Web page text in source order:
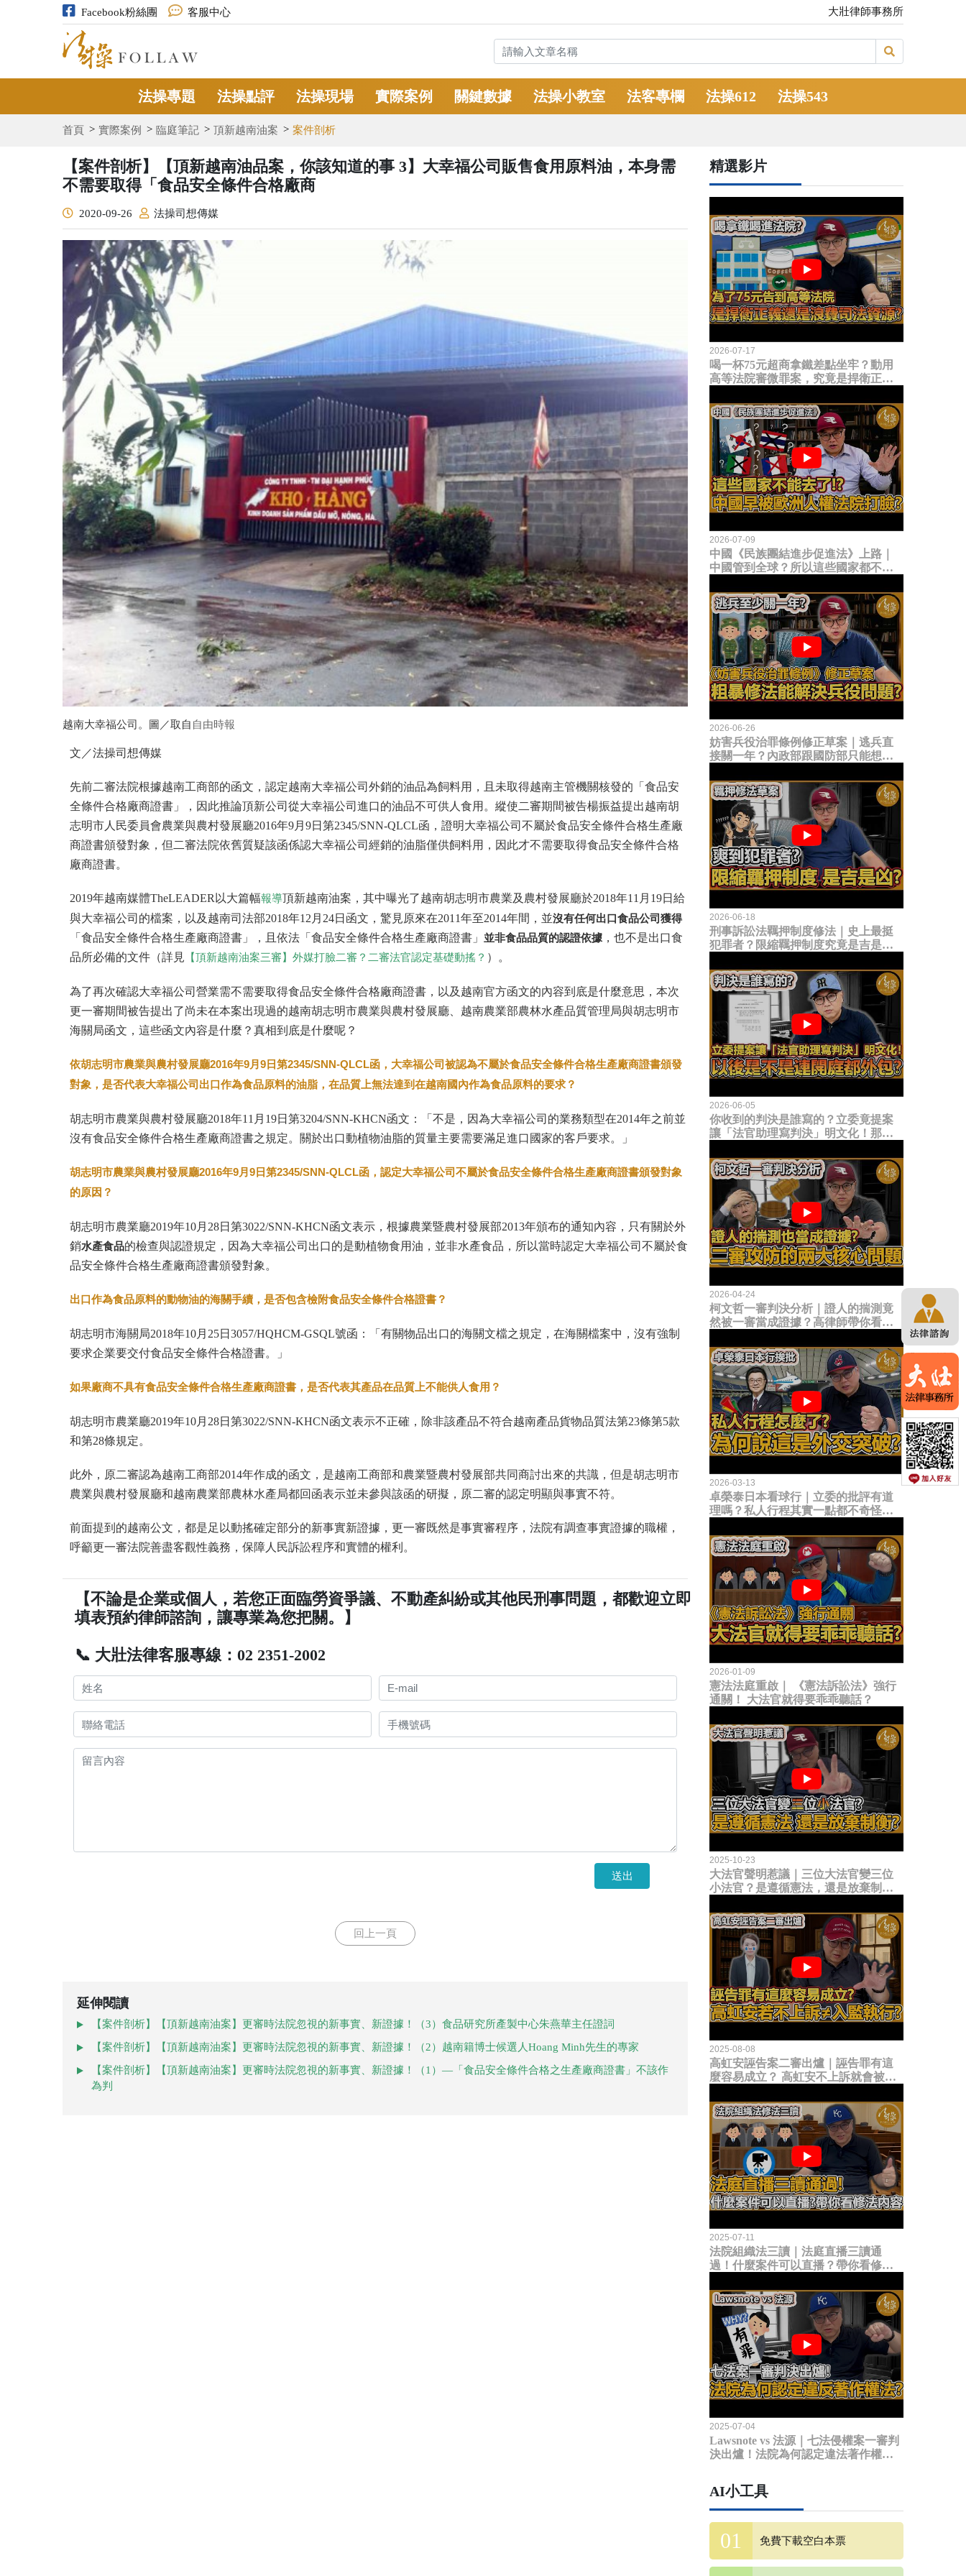
Facebook粉絲團 客服中心 大壯律師事務所
法操專題 法操點評 法操現場 實際案例 關鍵數據 法操小教室 法客專欄 法操612 法操543
首頁 實際案例 臨庭筆記 頂新越南油案 案件剖析
【案件剖析】【頂新越南油品案，你該知道的事 3】大幸福公司販售食用原料油，本身需
不需要取得「食品安全條件合格廠商
2020-09-26 法操司想傳媒
越南大幸福公司。圖／取自 自由時報
文／法操司想傳媒
先前二審法院根據越南工商部的函文，認定越南大幸福公司外銷的油品為飼料用，且未取得越南主管機關核發的「食品安
全條件合格廠商證書」，因此推論頂新公司從大幸福公司進口的油品不可供人食用。縱使二審期間被告楊振益提出越南胡
志明市人民委員會農業與農村發展廳2016年9月9日第2345/SNN-QLCL函，證明大幸福公司不屬於食品安全條件合格生產廠
商證書頒發對象，但二審法院依舊質疑該函係認大幸福公司經銷的油脂僅供飼料用，因此才不需要取得食品安全條件合格
廠商證書。
2019年越南媒體TheLEADER以大篇幅報導頂新越南油案，其中曝光了越南胡志明市農業及農村發展廳於2018年11月19日給
與大幸福公司的檔案，以及越南司法部2018年12月24日函文，驚見原來在2011年至2014年間，並沒有任何出口食品公司獲得
「食品安全條件合格生產廠商證書」，且依法「食品安全條件合格生產廠商證書」 並非食品品質的認證依據 ，也不是出口食
品所必備的文件（詳見 【頂新越南油案三審】外媒打臉二審？二審法官認定基礎動搖？ ）。
為了再次確認大幸福公司營業需不需要取得食品安全條件合格廠商證書，以及越南官方函文的內容到底是什麼意思，本次
更一審期間被告提出了尚未在本案出現過的越南胡志明市農業與農村發展廳、越南農業部農林水產品質管理局與胡志明市
海關局函文，這些函文內容是什麼？真相到底是什麼呢？
依胡志明市農業與農村發展廳2016年9月 9 日第2345/SNN-QLCL函，大幸福公司被認為不屬於食品安全條件合格生產廠商證書頒發
對象，是否代表大幸福公司出口作為食品原料的油脂，在品質上無法達到在越南國內作為食品原料的要求？
胡志明市農業與農村發展廳2018年11月19日第3204/SNN-KHCN函文：「不是，因為大幸福公司的業務類型在2014年之前並
沒有食品安全條件合格生產廠商證書之規定。關於出口動植物油脂的質量主要需要滿足進口國家的客戶要求。」
胡志明市農業與農村發展廳2016年9月 9 日第2345/SNN-QLCL函，認定大幸福公司不屬於食品安全條件合格生產廠商證書頒發對象
的原因？
胡志明市農業廳2019年10月28日第3022/SNN-KHCN函文表示，根據農業暨農村發展部2013年頒布的通知內容，只有關於外
銷水產食品的檢查與認證規定，因為大幸福公司出口的是動植物食用油，並非水產食品，所以當時認定大幸福公司不屬於食
品安全條件合格生產廠商證書頒發對象。
出口作為食品原料的動物油的海關手續，是否包含檢附食品安全條件合格證書？
胡志明市海關局2018年10月25日3057/HQHCM-GSQL號函：「有關物品出口的海關文檔之規定，在海關檔案中，沒有強制
要求企業要交付食品安全條件合格證書。」
如果廠商不具有食品安全條件合格生產廠商證書，是否代表其產品在品質上不能供人食用？
胡志明市農業廳2019年10月28日第3022/SNN-KHCN函文表示不正確，除非該產品不符合越南產品貨物品質法第23條第5款
和第28條規定。
此外，原二審認為越南工商部2014年作成的函文，是越南工商部和農業暨農村發展部共同商討出來的共識，但是胡志明市
農業與農村發展廳和越南農業部農林水產局都回函表示並未參與該函的研擬，原二審的認定明顯與事實不符。
前面提到的越南公文，都是足以動搖確定部分的新事實新證據，更一審既然是事實審程序，法院有調查事實證據的職權，
呼籲更一審法院善盡客觀性義務，保障人民訴訟程序和實體的權利。
【不論是企業或個人，若您正面臨勞資爭議、不動產糾紛或其他民刑事問題，都歡迎立即
填表預約律師諮詢，讓專業為您把關。】
📞 大壯法律客服專線：02 2351-2002
送出
回上一頁
延伸閱讀
【案件剖析】【頂新越南油案】更審時法院忽視的新事實、新證據！（3）食品研究所產製中心朱燕華主任證詞
【案件剖析】【頂新越南油案】更審時法院忽視的新事實、新證據！（2）越南籍博士候選人Hoang Minh先生的專家
【案件剖析】【頂新越南油案】更審時法院忽視的新事實、新證據！（1）—「食品安全條件合格之生產廠商證書」不該作
為判
精選影片
2026-07-17
喝一杯75元超商拿鐵差點坐牢？動用
高等法院審微罪案，究竟是捍衛正義
2026-07-09
中國《民族團結進步促進法》上路｜
中國管到全球？所以這些國家都不能
臉？
2026-06-26
妨害兵役治罪條例修正草案｜逃兵直
接關一年？內政部跟國防部只能想到
題？
2026-06-18
刑事訴訟法羈押制度修法｜史上最挺
犯罪者？限縮羈押制度究竟是吉是
2026-06-05
你收到的判決是誰寫的？立委竟提案
讓「法官助理寫判決」明文化！那以
2026-04-24
柯文哲一審判決分析｜證人的揣測竟
然被一審當成證據？高律師帶你看未
2026-03-13
卓榮泰日本看球行｜立委的批評有道
理嗎？私人行程其實一點都不奇怪？
2026-01-09
憲法法庭重啟｜ 《憲法訴訟法》強行
通關！ 大法官就得要乖乖聽話？
2025-10-23
大法官聲明惹議｜三位大法官變三位
小法官？是遵循憲法，還是放棄制衡
2025-08-08
高虹安誣告案二審出爐｜誣告罪有這
麼容易成立？ 高虹安不上訴就會被
2025-07-11
法院組織法三讀｜法庭直播三讀通
過！什麼案件可以直播？帶你看修法
2025-07-04
Lawsnote vs 法源｜七法侵權案一審判
決出爐！法院為何認定違法著作權
AI小工具
免費下載空白本票